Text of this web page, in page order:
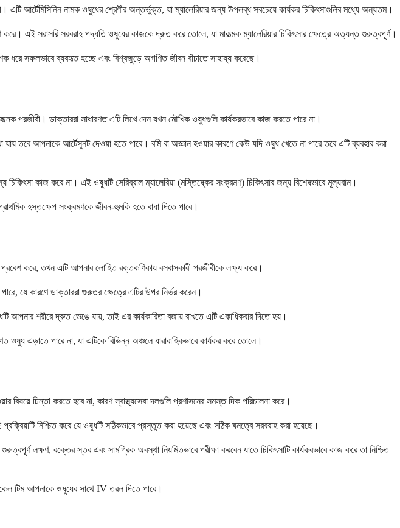
আর্টেমিসিনিন নামক ওষুধের শ্রেণীর অন্তর্ভুক্ত, যা ম্যালেরিয়ার জন্য উপলব্ধ সবচেয়ে কার্যকর চিকিৎসাগুলির মধ্যে অন্যতম।
এই সরাসরি সরবরাহ পদ্ধতি ওষুধের কাজকে দ্রুত করে তোলে, যা মারাত্মক ম্যালেরিয়ার চিকিৎসার ক্ষেত্রে অত্যন্ত গুরুত্বপূর্ণ।
ধরে সফলভাবে ব্যবহৃত হচ্ছে এবং বিশ্বজুড়ে অগণিত জীবন বাঁচাতে সাহায্য করেছে।
পরজীবী। ডাক্তাররা সাধারণত এটি লিখে দেন যখন মৌখিক ওষুধগুলি কার্যকরভাবে কাজ করতে পারে না।
যায় তবে আপনাকে আর্টেসুনট দেওয়া হতে পারে। বমি বা অজ্ঞান হওয়ার কারণে কেউ যদি ওষুধ খেতে না পারে তবে এটি ব্যবহার করা
কাজ করে না। এই ওষুধটি সেরিব্রাল ম্যালেরিয়া (মস্তিষ্কের সংক্রমণ) চিকিৎসার জন্য বিশেষভাবে মূল্যবান।
হস্তক্ষেপ সংক্রমণকে জীবন-হুমকি হতে বাধা দিতে পারে।
করে, তখন এটি আপনার লোহিত রক্তকণিকায় বসবাসকারী পরজীবীকে লক্ষ্য করে।
যে কারণে ডাক্তাররা গুরুতর ক্ষেত্রে এটির উপর নির্ভর করেন।
আপনার শরীরে দ্রুত ভেঙে যায়, তাই এর কার্যকারিতা বজায় রাখতে এটি একাধিকবার দিতে হয়।
ওষুধ এড়াতে পারে না, যা এটিকে বিভিন্ন অঞ্চলে ধারাবাহিকভাবে কার্যকর করে তোলে।
বিষয়ে চিন্তা করতে হবে না, কারণ স্বাস্থ্যসেবা দলগুলি প্রশাসনের সমস্ত দিক পরিচালনা করে।
নিশ্চিত করে যে ওষুধটি সঠিকভাবে প্রস্তুত করা হয়েছে এবং সঠিক ঘনত্বে সরবরাহ করা হয়েছে।
লক্ষণ, রক্তের স্তর এবং সামগ্রিক অবস্থা নিয়মিতভাবে পরীক্ষা করবেন যাতে চিকিৎসাটি কার্যকরভাবে কাজ করে তা নিশ্চিত
টিম আপনাকে ওষুধের সাথে IV তরল দিতে পারে।